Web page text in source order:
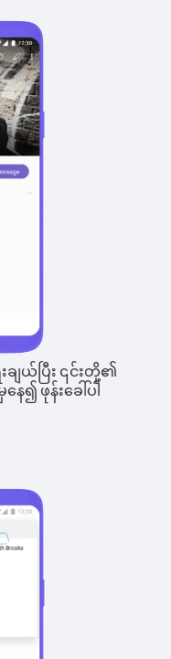
ယ်ပြီး ၎င်းတို့၏
၍ ဖုန်းခေါ်ပါ